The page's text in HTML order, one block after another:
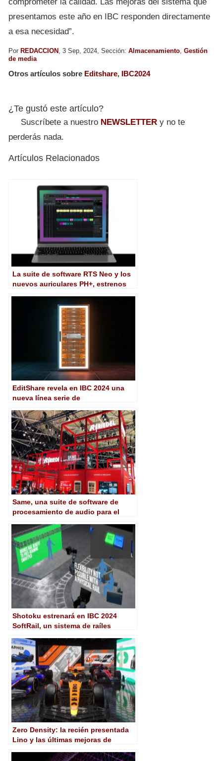
presentamos este año en IBC responden directamente
a esa necesidad”.
Por REDACCION , 3 Sep, 2024, Sección: Almacenamiento Gestión
de media
Otros artículos sobre Editshare, IBC2024
¿Te gustó este artículo?
Suscríbete a nuestro NEWSLETTER y no te
perderás nada.
Artículos Relacionados
La suite de software RTS Neo y los
nuevos auriculares PH+, estrenos
EditShare revela en IBC 2024 una
nueva línea serie de
Same, una suite de software de
procesamiento de audio para el
novedades de Riedel en IBC 2024
Shotoku estrenará en IBC 2024
SoftRail, un sistema de raíles
Zero Density: la recién presentada
Lino y las últimas mejoras de